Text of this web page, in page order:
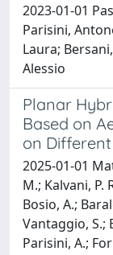
2023-01-01
Parisini,
Laura;
Alessio
Planar
Based on
on Different
2025-01-01
M.; Kalvani, P.
Bosio, A.;
Vantaggio, S.;
Parisini, A.;